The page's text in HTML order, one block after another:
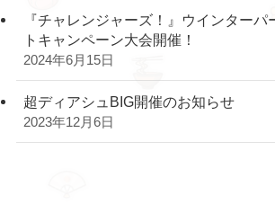
『チャレンジャーズ！』ウインターパ
トキャンペーン大会開催！
2024年6月15日
超ディアシュBIG開催のお知らせ
2023年12月6日